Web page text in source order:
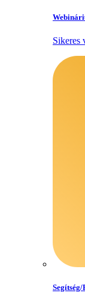
Sikeres
Segítség/​